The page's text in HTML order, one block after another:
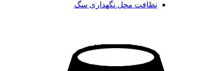
نظافت محل نگهداری سگ